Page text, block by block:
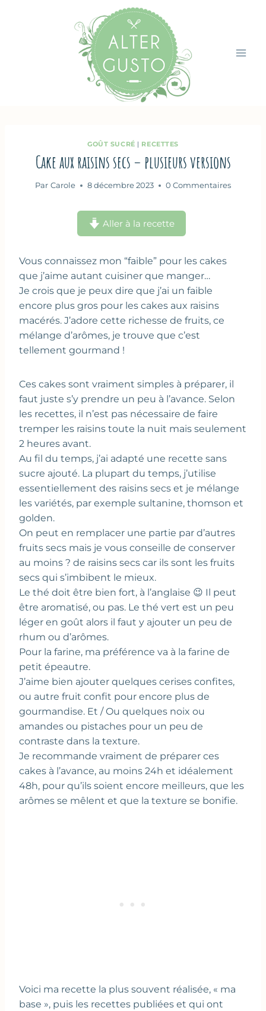
GOÛT SUCRÉ | RECETTES
Cake aux raisins secs – plusieurs versions
Par Carole 8 décembre 2023 0 Commentaires
Aller à la recette
Vous connaissez mon “faible” pour les cakes
que j’aime autant cuisiner que manger…
Je crois que je peux dire que j’ai un faible
encore plus gros pour les cakes aux raisins
macérés. J’adore cette richesse de fruits, ce
mélange d’arômes, je trouve que c’est
tellement gourmand !
Ces cakes sont vraiment simples à préparer, il
faut juste s’y prendre un peu à l’avance. Selon
les recettes, il n’est pas nécessaire de faire
tremper les raisins toute la nuit mais seulement
2 heures avant.
Au fil du temps, j’ai adapté une recette sans
sucre ajouté. La plupart du temps, j’utilise
essentiellement des raisins secs et je mélange
les variétés, par exemple sultanine, thomson et
golden.
On peut en remplacer une partie par d’autres
fruits secs mais je vous conseille de conserver
au moins ? de raisins secs car ils sont les fruits
secs qui s’imbibent le mieux.
Le thé doit être bien fort, à l’anglaise 😉 Il peut
être aromatisé, ou pas. Le thé vert est un peu
léger en goût alors il faut y ajouter un peu de
rhum ou d’arômes.
Pour la farine, ma préférence va à la farine de
petit épeautre.
J’aime bien ajouter quelques cerises confites,
ou autre fruit confit pour encore plus de
gourmandise. Et / Ou quelques noix ou
amandes ou pistaches pour un peu de
contraste dans la texture.
Je recommande vraiment de préparer ces
cakes à l’avance, au moins 24h et idéalement
48h, pour qu’ils soient encore meilleurs, que les
arômes se mêlent et que la texture se bonifie.
Voici ma recette la plus souvent réalisée, « ma
base », puis les recettes publiées et qui ont